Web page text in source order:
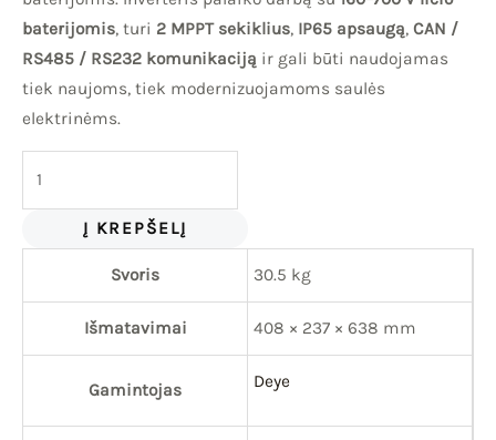
baterijomis, turi 2 MPPT sekiklius, IP65 apsaugą, CAN /
RS485 / RS232 komunikaciją ir gali būti naudojamas
tiek naujoms, tiek modernizuojamoms saulės
elektrinėms.
Į KREPŠELĮ
Svoris 30.5 kg
Išmatavimai 408 × 237 × 638 mm
Gamintojas Deye